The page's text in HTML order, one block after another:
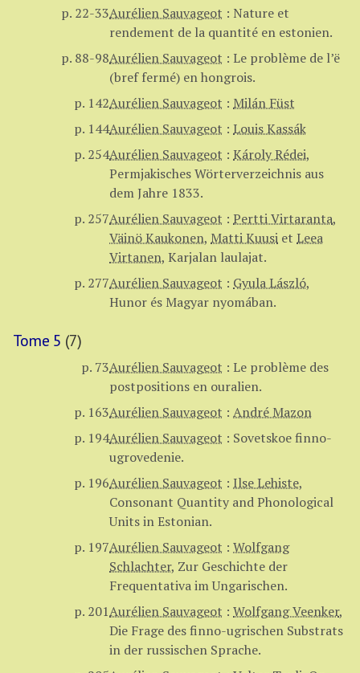
p. 22-33Aurélien Sauvageot : Nature et
rendement de la quantité en estonien.
p. 88-98Aurélien Sauvageot : Le problème de l’ë
(bref fermé) en hongrois.
p. 142Aurélien Sauvageot : Milán Füst
p. 144Aurélien Sauvageot : Louis Kassák
p. 254Aurélien Sauvageot : Károly Rédei,
Permjakisches Wörterverzeichnis aus
dem Jahre 1833.
p. 257Aurélien Sauvageot : Pertti Virtaranta,
Väinö Kaukonen, Matti Kuusi et Leea
Virtanen, Karjalan laulajat.
p. 277Aurélien Sauvageot : Gyula László,
Hunor és Magyar nyomában.
Tome 5 (7)
p. 73Aurélien Sauvageot : Le problème des
postpositions en ouralien.
p. 163Aurélien Sauvageot : André Mazon
p. 194Aurélien Sauvageot : Sovetskoe finno-
ugrovedenie.
p. 196Aurélien Sauvageot : Ilse Lehiste,
Consonant Quantity and Phonological
Units in Estonian.
p. 197Aurélien Sauvageot : Wolfgang
Schlachter, Zur Geschichte der
Frequentativa im Ungarischen.
p. 201Aurélien Sauvageot : Wolfgang Veenker,
Die Frage des finno-ugrischen Substrats
in der russischen Sprache.